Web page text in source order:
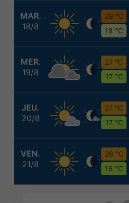
MAR.
18/8
29 °C
18 °C
MER.
19/8
27 °C
17 °C
JEU.
20/8
27 °C
17 °C
VEN.
21/8
26 °C
16 °C